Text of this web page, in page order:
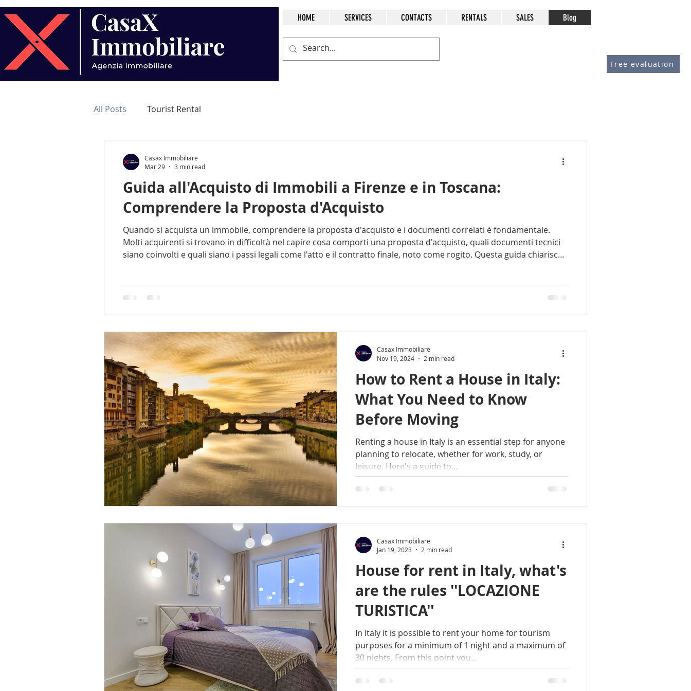
HOME SERVICES CONTACTS RENTALS SALES Blog
Free evaluation
All Posts Tourist Rental
Guida all'Acquisto di Immobili a Firenze e in Toscana:
Comprendere la Proposta d'Acquisto
Quando si acquista un immobile, comprendere la proposta d'acquisto e i documenti correlati è fondamentale.
Molti acquirenti si trovano in difficoltà nel capire cosa comporti una proposta d'acquisto, quali documenti tecnici
siano coinvolti e quali siano i passi legali come l'atto e il contratto finale, noto come rogito. Questa guida chiarisce
Casax Immobiliare
Mar 29
3 min read
How to Rent a House in Italy:
What You Need to Know
Before Moving
Renting a house in Italy is an essential step for anyone
planning to relocate, whether for work, study, or
leisure. Here's a guide to...
Casax Immobiliare
Nov 19, 2024
2 min read
House for rent in Italy, what's
are the rules ''LOCAZIONE
TURISTICA''
In Italy it is possible to rent your home for tourism
purposes for a minimum of 1 night and a maximum of
30 nights. From this point you...
Casax Immobiliare
Jan 19, 2023
2 min read